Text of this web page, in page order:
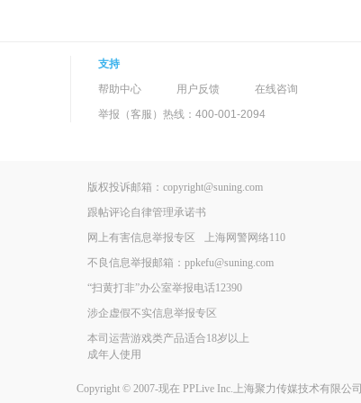
支持
帮助中心
用户反馈
在线咨询
举报（客服）热线：400-001-2094
版权投诉邮箱：copyright@suning.com
跟帖评论自律管理承诺书
网上有害信息举报专区
上海网警网络110
不良信息举报邮箱：ppkefu@suning.com
“扫黄打非”办公室举报电话12390
涉企虚假不实信息举报专区
本司运营游戏类产品适合18岁以上
成年人使用
Copyright © 2007-现在 PPLive Inc.上海聚力传媒技术有限公司